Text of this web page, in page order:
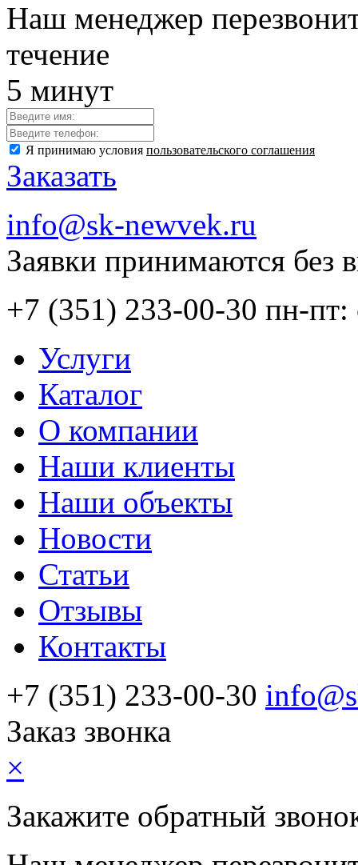
Наш менеджер
течение
5 минут
Я принимаю условия пользовательского соглашения
Заказать
info@sk-newvek.ru
Заявки принимаются без
+7 (351) 233-00-30 пн-пт:
Услуги
Каталог
О компании
Наши клиенты
Наши объекты
Новости
Статьи
Отзывы
Контакты
+7 (351) 233-00-30
Заказ звонка
×
Закажите обратный